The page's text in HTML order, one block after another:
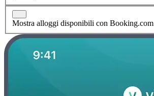
Mostra alloggi disponibili con Booking.com